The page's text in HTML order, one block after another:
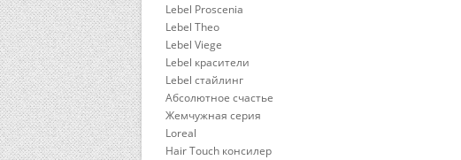
Lebel Proscenia
Lebel Theo
Lebel Viege
Lebel красители
Lebel стайлинг
Абсолютное счастье
Жемчужная серия
Loreal
Hair Touch консилер